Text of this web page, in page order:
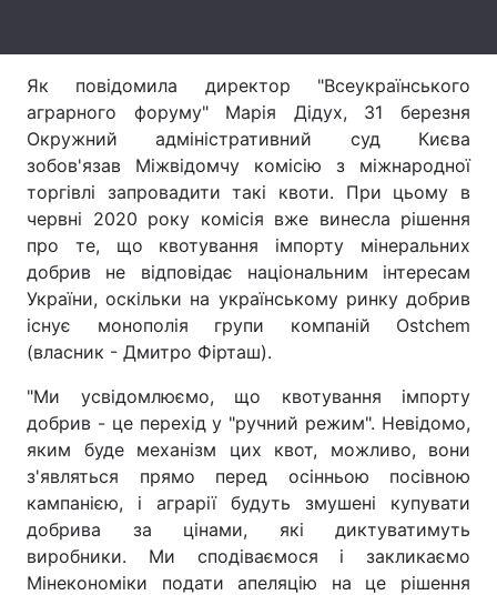
Екологія Регіони
Лонгріди
Відео з Youtube Статті
Інтерв'ю
Архів Вакансії
Контакти
Послуги
Як повідомила директор "Всеукраїнського
аграрного форуму" Марія Дідух, 31 березня
Окружний адміністративний суд Києва
зобов'язав Міжвідомчу комісію з міжнародної
торгівлі запровадити такі квоти. При цьому в
червні 2020 року комісія вже винесла рішення
про те, що квотування імпорту мінеральних
добрив не відповідає національним інтересам
України, оскільки на українському ринку добрив
існує монополія групи компаній Ostchem
(власник - Дмитро Фірташ).
"Ми усвідомлюємо, що квотування імпорту
добрив - це перехід у "ручний режим". Невідомо,
яким буде механізм цих квот, можливо, вони
з'являться прямо перед осінньою посівною
кампанією, і аграрії будуть змушені купувати
добрива за цінами, які диктуватимуть
виробники. Ми сподіваємося і закликаємо
Мінекономіки подати апеляцію на це рішення